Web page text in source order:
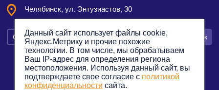
Челябинск, ул. Энтузиастов, 30
Смотреть на карте Оставить заявку Заказать звонок
Политика конфиденциальности
Данный сайт использует файлы cookie,
Яндекс.Метрику и прочие похожие
технологии. В том числе, мы обрабатываем
Ваш IP-адрес для определения региона
местоположения. Используя данный сайт, вы
подтверждаете свое согласие с политикой
конфиденциальности сайта.